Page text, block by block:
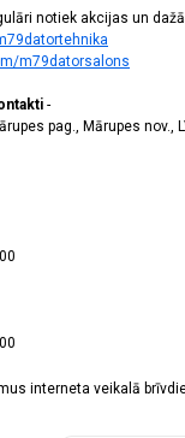
notiek akcijas un
m79datorsalons
-
pag., Mārupes nov.,
interneta veikalā